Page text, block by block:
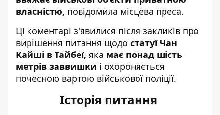
власністю, повідомила місцева преса.
Ці коментарі з'явилися після закликів про
вирішення питання щодо статуї Чан
Кайші в Тайбеї, яка має понад шість
метрів заввишки і охороняється
почесною вартою військової поліції.
Історія питання